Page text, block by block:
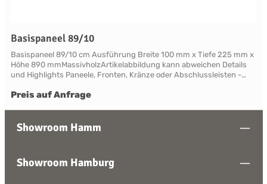
Basispaneel 89/10
Basispaneel 89/10 cm Ausführung Breite 100 mm x Tiefe 225 mm x
Höhe 890 mmMassivholzArtikelabbildung kann abweichen Details
und Highlights Paneele, Fronten, Kränze oder Abschlussleisten -
Modellen mit variablen Ausstattungen und DimensionenNahezu
Service Die Palette der eleganten, handwerklichen Lackfarben von
mischen. Jedes Möbelstück von Neptune kann in Ihrem
Wunschfarbton aus der Neptune Farbkollektion gestrichen werden -
Preis auf Anfrage
Showroom Hamm
Showroom Hamburg